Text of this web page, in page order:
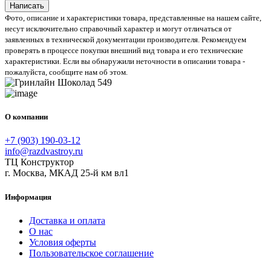
Написать
Фото, описание и характеристики товара, представленные на нашем сайте,
несут исключительно справочный характер и могут отличаться от
заявленных в технической документации производителя. Рекомендуем
проверять в процессе покупки внешний вид товара и его технические
характеристики. Если вы обнаружили неточности в описании товара -
пожалуйста, сообщите нам об этом.
О компании
+7 (903) 190-03-12
info@razdvastroy.ru
ТЦ Конструктор
г. Москва, МКАД 25-й км вл1
Информация
Доставка и оплата
О нас
Условия оферты
Пользовательское соглашение